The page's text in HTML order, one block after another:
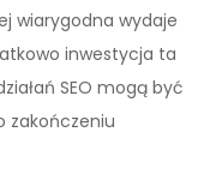
wiarygodna wydaje
inwestycja ta
SEO mogą być
zakończeniu